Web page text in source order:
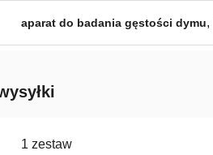
aparat do badania gęstości dymu,
1 zestaw